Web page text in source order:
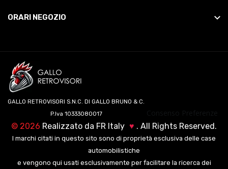
ORARI NEGOZIO
GALLO RETROVISORI S.N.C. DI GALLO BRUNO & C.
P.Iva 10333080017
© 2026 Realizzato da FR Italy ♥ . All Rights Reserved.
I marchi citati in questo sito sono di proprietà esclusiva delle case
automobilistiche
e vengono qui usati esclusivamente per facilitare la ricerca dei